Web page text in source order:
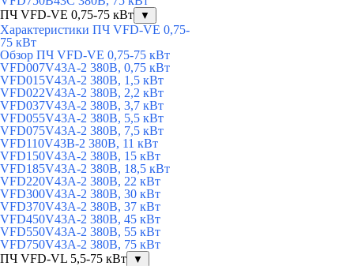
ПЧ VFD-VE 0,75-75 кВт
▼
Характеристики ПЧ VFD-VE 0,75-
75 кВт
Обзор ПЧ VFD-VE 0,75-75 кВт
VFD007V43A-2 380В, 0,75 кВт
VFD015V43A-2 380В, 1,5 кВт
VFD022V43A-2 380В, 2,2 кВт
VFD037V43A-2 380В, 3,7 кВт
VFD055V43A-2 380В, 5,5 кВт
VFD075V43A-2 380В, 7,5 кВт
VFD110V43B-2 380В, 11 кВт
VFD150V43A-2 380В, 15 кВт
VFD185V43A-2 380В, 18,5 кВт
VFD220V43A-2 380В, 22 кВт
VFD300V43A-2 380В, 30 кВт
VFD370V43A-2 380В, 37 кВт
VFD450V43A-2 380В, 45 кВт
VFD550V43A-2 380В, 55 кВт
VFD750V43A-2 380В, 75 кВт
ПЧ VFD-VL 5,5-75 кВт
▼